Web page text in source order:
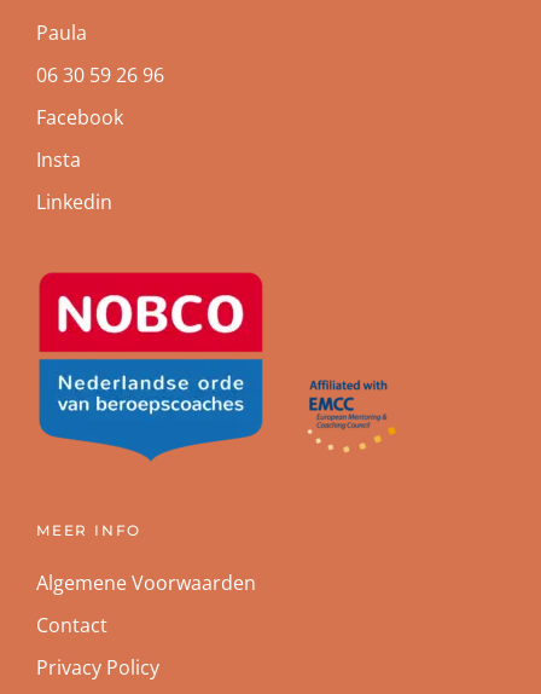
Paula
06 30 59 26 96
Facebook
Insta
Linkedin
MEER INFO
Algemene Voorwaarden
Contact
Privacy Policy